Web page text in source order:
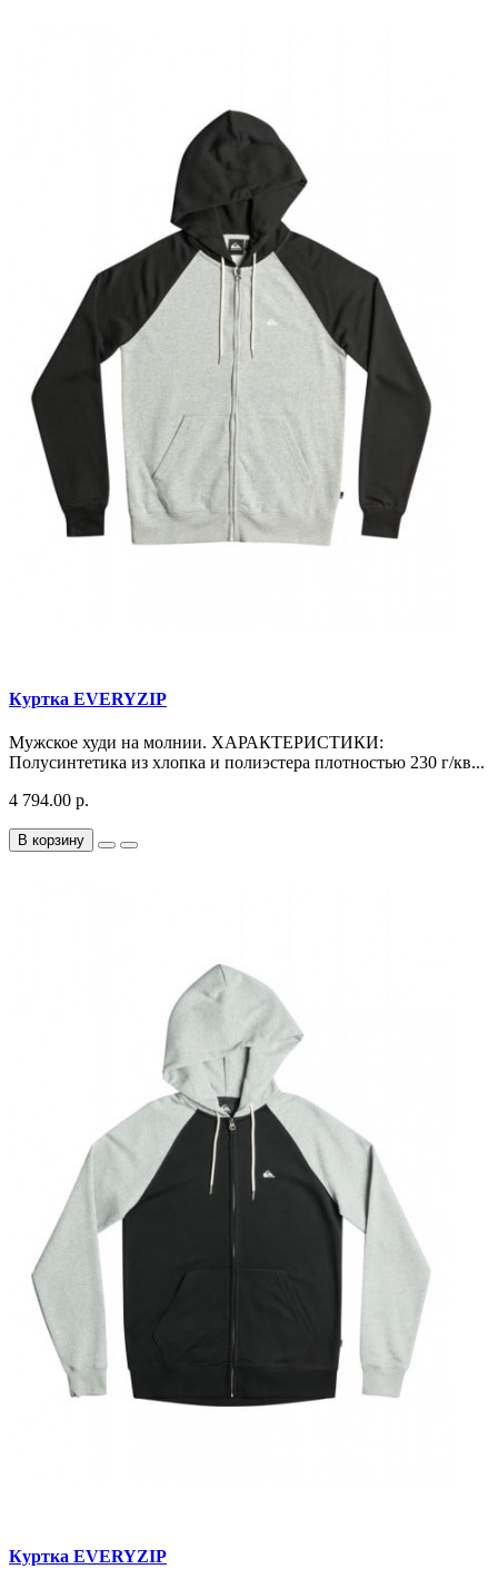
Куртка EVERYZIP
Мужское худи на молнии. ХАРАКТЕРИСТИКИ:
Полусинтетика из хлопка и полиэстера плотностью 230 г/кв...
4 794.00 р.
В корзину
Куртка EVERYZIP